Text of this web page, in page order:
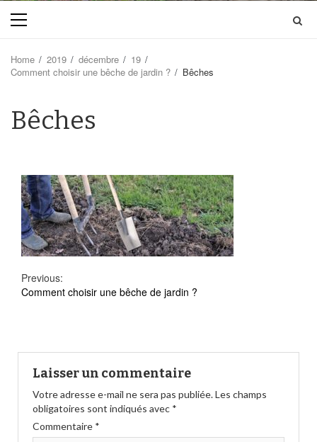
Primary
Home 2019 décembre
19
Comment choisir une bêche de jardin ?
Bêches
Bêches
Continue
Reading
Previous:
Comment choisir une bêche de jardin ?
Laisser un commentaire
Votre adresse e-mail ne sera pas publiée.Les champs
obligatoires sont indiqués avec *
Commentaire *